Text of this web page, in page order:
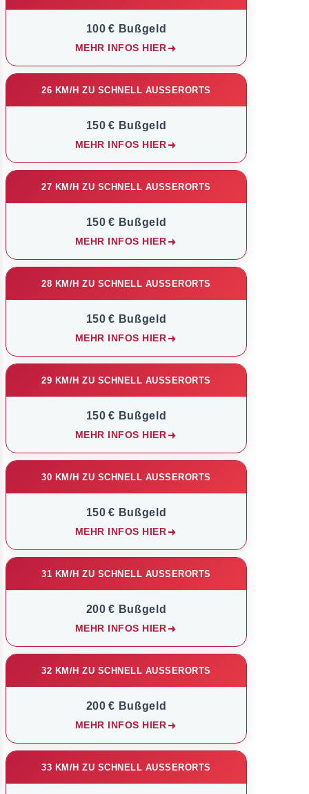
100 € Bußgeld
MEHR INFOS HIER
26 KM/H ZU SCHNELL AUSSERORTS
150 € Bußgeld
MEHR INFOS HIER
27 KM/H ZU SCHNELL AUSSERORTS
150 € Bußgeld
MEHR INFOS HIER
28 KM/H ZU SCHNELL AUSSERORTS
150 € Bußgeld
MEHR INFOS HIER
29 KM/H ZU SCHNELL AUSSERORTS
150 € Bußgeld
MEHR INFOS HIER
30 KM/H ZU SCHNELL AUSSERORTS
150 € Bußgeld
MEHR INFOS HIER
31 KM/H ZU SCHNELL AUSSERORTS
200 € Bußgeld
MEHR INFOS HIER
32 KM/H ZU SCHNELL AUSSERORTS
200 € Bußgeld
MEHR INFOS HIER
33 KM/H ZU SCHNELL AUSSERORTS